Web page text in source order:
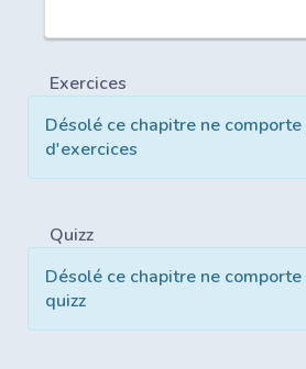
Exercices
Désolé ce chapitre ne
d'exercices
Quizz
Désolé ce chapitre ne
quizz